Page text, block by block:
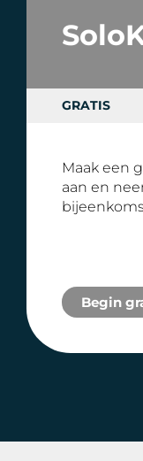
GRATIS
Maak een
aan en
Begin